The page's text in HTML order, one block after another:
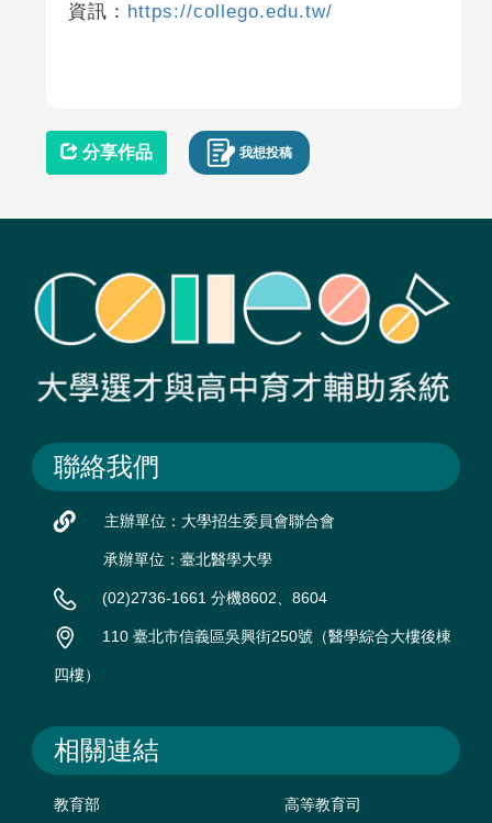
資訊： https://collego.edu.tw/
分享作品 我想投稿
聯絡我們
主辦單位：大學招生委員會聯合會
承辦單位：臺北醫學大學
(02)2736-1661 分機8602、8604
110 臺北市信義區吳興街250號（醫學綜合大樓後棟
四樓）
相關連結
教育部 高等教育司